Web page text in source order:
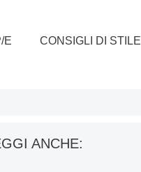
E CONSIGLI DI STILE
ANCHE: